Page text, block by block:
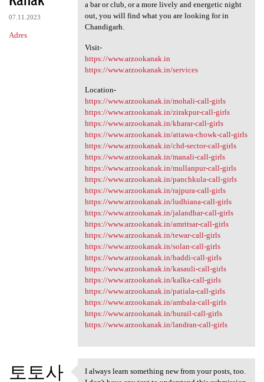
07.11.2023
Adres
a bar or club, or a more lively and energetic night
out, you will find what you are looking for in
Chandigarh.
Visit-
https://www.arzookanak.in
https://www.arzookanak.in/services
Location-
https://www.arzookanak.in/mohali-call-girls
https://www.arzookanak.in/zirakpur-call-girls
https://www.arzookanak.in/kharar-call-girls
https://www.arzookanak.in/attawa-chowk-call-girls
https://www.arzookanak.in/chd-sector-call-girls
https://www.arzookanak.in/manali-call-girls
https://www.arzookanak.in/mullanpur-call-girls
https://www.arzookanak.in/panchkula-call-girls
https://www.arzookanak.in/rajpura-call-girls
https://www.arzookanak.in/ludhiana-call-girls
https://www.arzookanak.in/jalandhar-call-girls
https://www.arzookanak.in/amritsar-call-girls
https://www.arzookanak.in/tewar-call-girls
https://www.arzookanak.in/solan-call-girls
https://www.arzookanak.in/baddi-call-girls
https://www.arzookanak.in/kasauli-call-girls
https://www.arzookanak.in/kalka-call-girls
https://www.arzookanak.in/patiala-call-girls
https://www.arzookanak.in/ambala-call-girls
https://www.arzookanak.in/burail-call-girls
https://www.arzookanak.in/landran-call-girls
토토사
I always learn something new from your posts, too.